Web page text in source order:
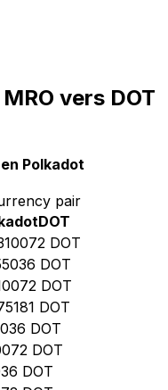
vers DOT
Polkadot
pair
DOT
DOT
DOT
DOT
DOT
DOT
DOT
DOT